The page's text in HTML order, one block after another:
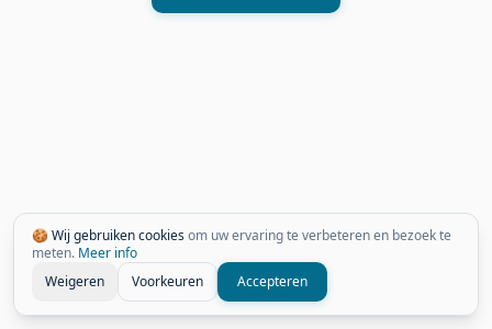
🍪 Wij gebruiken cookiesom uw ervaring te verbeteren en bezoek te
meten. Meer info
Weigeren
Voorkeuren Accepteren